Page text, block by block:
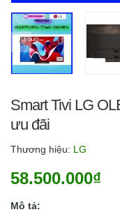
Smart Tivi LG
ưu đãi
Thương hiệu: LG
58.500.000₫
Mô tả: